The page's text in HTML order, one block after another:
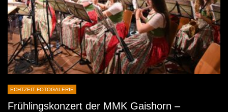
ECHTZEIT FOTOGALERIE
Frühlingskonzert der MMK Gaishorn –